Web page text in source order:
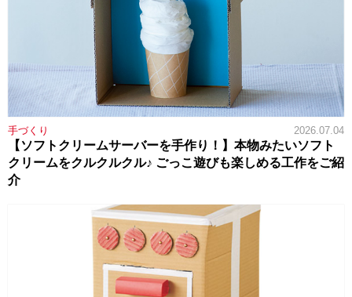
手づくり 2026.07.04
【ソフトクリームサーバーを手作り！】本物みたいソフト
クリームをクルクルクル♪ ごっこ遊びも楽しめる工作をご紹
介